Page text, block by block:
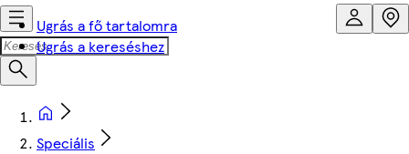
Ugrás a fő tartalomra
Ugrás a kereséshez
Speciális